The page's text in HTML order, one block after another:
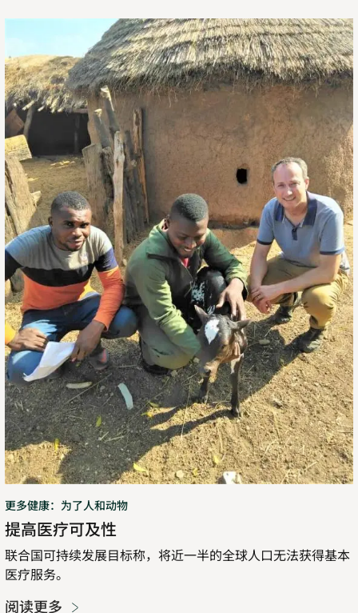
医
疗
可
及
性
更多健康：为了人和动物
提高医疗可及性
联合国可持续发展目标称，将近一半的全球人口无法获得基本
医疗服务。
阅读更多